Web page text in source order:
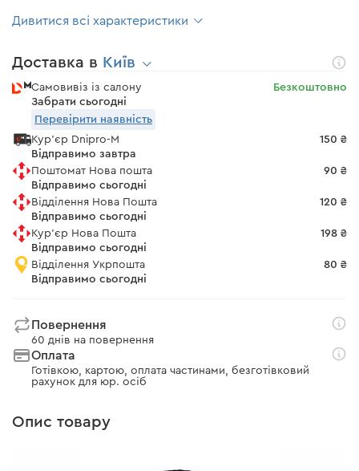
Дивитися всі характеристики
Доставка в Київ
Самовивіз із салону
Забрати сьогодні
Безкоштовно
Перевірити наявність
Кур'єр Dnipro-M
Відправимо завтра
150 ₴
Поштомат Нова пошта
Відправимо сьогодні
90 ₴
Відділення Нова Пошта
Відправимо сьогодні
120 ₴
Кур'єр Нова Пошта
Відправимо сьогодні
198 ₴
Відділення Укрпошта
Відправимо сьогодні
80 ₴
Повернення
60 днів на повернення
Оплата
Готівкою, картою, оплата частинами, безготівковий
рахунок для юр. осіб
Опис товару